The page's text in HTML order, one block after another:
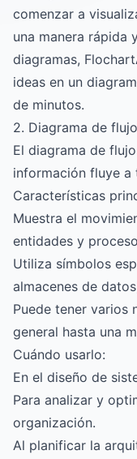
comenzar a
una manera rápida
diagramas,
ideas en un
de minutos.
2. Diagrama de
El diagrama de
información fluye a
Características
Muestra el
entidades y
Utiliza símbolos
almacenes de
Puede tener varios
general hasta una
Cuándo usarlo:
En el diseño de
Para analizar y
organización.
Al planificar la